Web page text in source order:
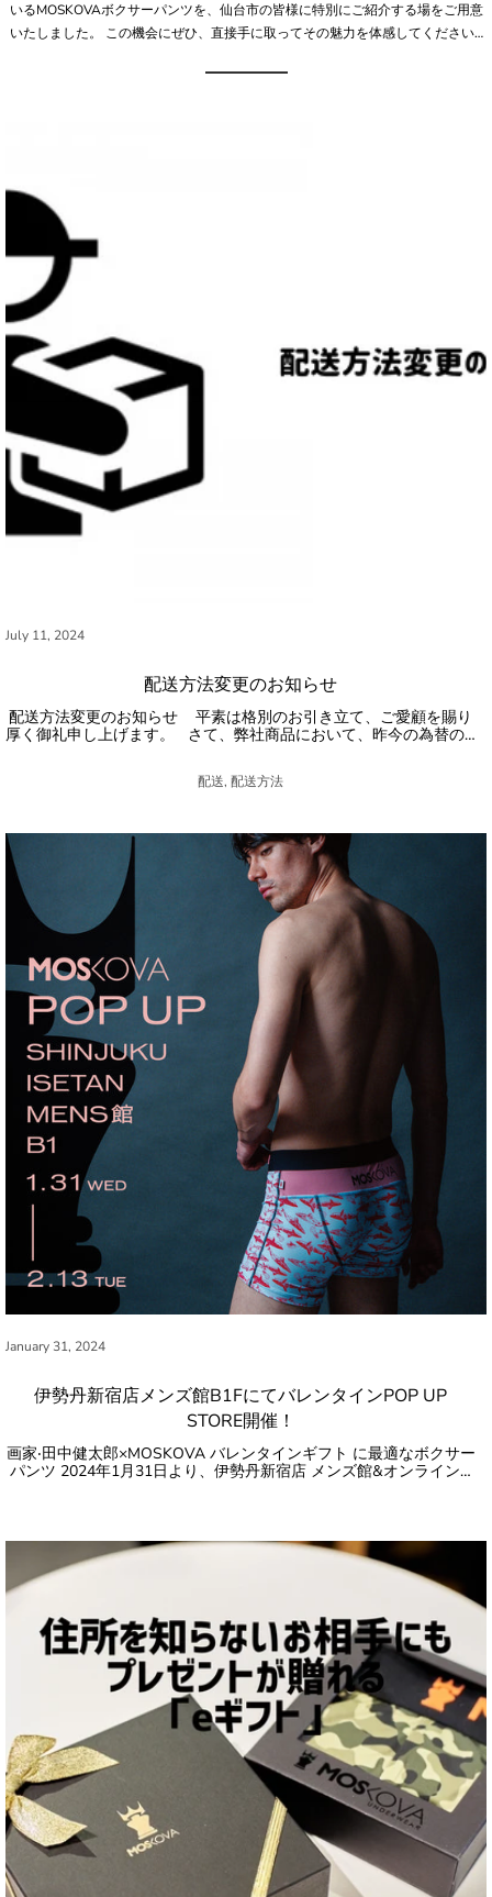
いるMOSKOVAボクサーパンツを、仙台市の皆様に特別にご紹介する場をご用意
いたしました。 この機会にぜひ、直接手に取ってその魅力を体感してください…
July 11, 2024
配送方法変更のお知らせ
配送方法変更のお知らせ 平素は格別のお引き立て、ご愛顧を賜り
厚く御礼申し上げます。 さて、弊社商品において、昨今の為替の…
配送, 配送方法
January 31, 2024
伊勢丹新宿店メンズ館B1FにてバレンタインPOP UP
STORE開催！
画家‧田中健太郎×MOSKOVA バレンタインギフト に最適なボクサー
パンツ 2024年1月31日より、伊勢丹新宿店 メンズ館&オンライン…